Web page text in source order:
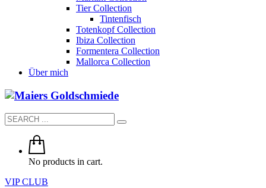
Tier Collection
Tintenfisch
Totenkopf Collection
Ibiza Collection
Formentera Collection
Mallorca Collection
Über mich
No products in cart.
VIP CLUB